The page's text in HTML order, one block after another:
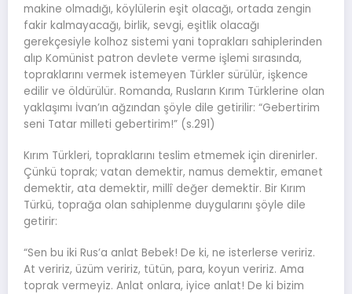
makine olmadığı, köylülerin eşit olacağı, ortada zengin
fakir kalmayacağı, birlik, sevgi, eşitlik olacağı
gerekçesiyle kolhoz sistemi yani toprakları sahiplerinden
alıp Komünist patron devlete verme işlemi sırasında,
topraklarını vermek istemeyen Türkler sürülür, işkence
edilir ve öldürülür. Romanda, Rusların Kırım Türklerine olan
yaklaşımı İvan’ın ağzından şöyle dile getirilir: “Gebertirim
seni Tatar milleti gebertirim!” (s.291)
Kırım Türkleri, topraklarını teslim etmemek için direnirler.
Çünkü toprak; vatan demektir, namus demektir, emanet
demektir, ata demektir, millî değer demektir. Bir Kırım
Türkü, toprağa olan sahiplenme duygularını şöyle dile
getirir:
“Sen bu iki Rus’a anlat Bebek! De ki, ne isterlerse veririz.
At veririz, üzüm veririz, tütün, para, koyun veririz. Ama
toprak vermeyiz. Anlat onlara, iyice anlat! De ki bizim